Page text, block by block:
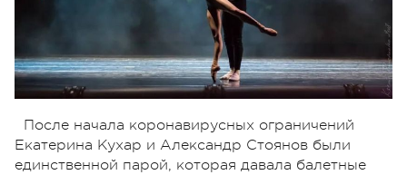
После начала коронавирусных ограничений
Екатерина Кухар и Александр Стоянов были
единственной парой, которая давала балетные